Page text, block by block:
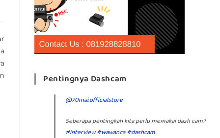
Pentingnya Dashcam
@70mai.officialstore
Seberapa pentingkah kita perlu memakai dash cam?
#interview#wawanca#dashcam